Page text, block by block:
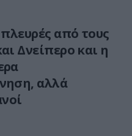
από τους
Δνείπερο και η
αλλά